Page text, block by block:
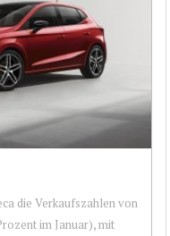
die Verkaufszahlen von
im Januar), mit